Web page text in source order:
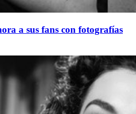
a sus fans con fotografías